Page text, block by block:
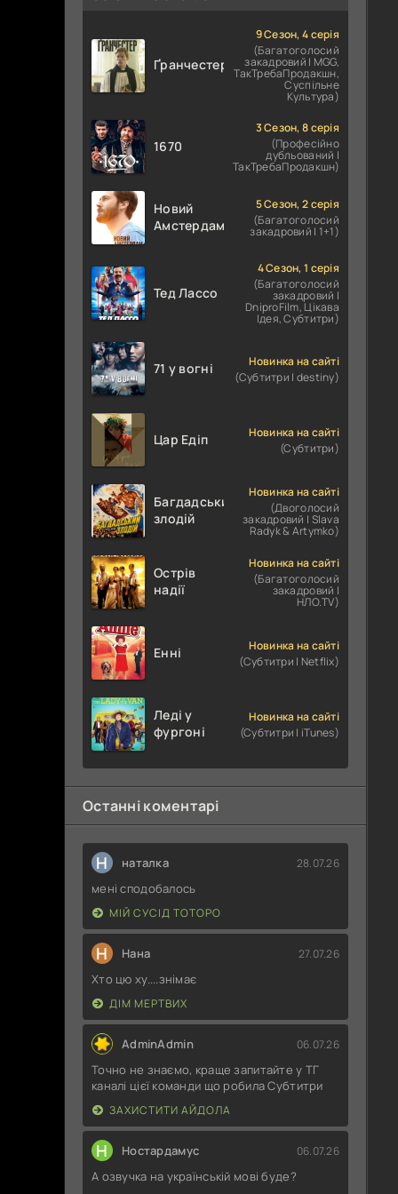
Ґранчестер
9 Сезон, 4 серія
(Багатоголосий
закадровий | MGG,
ТакТребаПродакшн,
Суспільне
Культура)
1670
3 Сезон, 8 серія
(Професійно
дубльований |
ТакТребаПродакшн)
Новий
Амстердам
5 Сезон, 2 серія
(Багатоголосий
закадровий | 1+1)
Тед Лассо
4 Сезон, 1 серія
(Багатоголосий
закадровий |
DniproFilm, Цікава
Ідея, Субтитри)
71 у вогні
Новинка на сайті
(Субтитри | destiny)
Цар Едіп
Новинка на сайті
(Субтитри)
Багдадський
злодій
Новинка на сайті
(Двоголосий
закадровий | Slava
Radyk & Artymko)
Острів
надії
Новинка на сайті
(Багатоголосий
закадровий |
НЛО.TV)
Енні
Новинка на сайті
(Субтитри | Netflix)
Леді у
фургоні
Новинка на сайті
(Субтитри | iTunes)
Останні коментарі
Н наталка 28.07.26
мені сподобалось
МІЙ СУСІД ТОТОРО
Н Нана 27.07.26
Хто цю ху....знімає
ДІМ МЕРТВИХ
AdminAdmin 06.07.26
Точно не знаємо, краще запитайте у ТГ
каналі цієї команди що робила Субтитри
ЗАХИСТИТИ АЙДОЛА
Н Ностардамус 06.07.26
А озвучка на українській мові буде?